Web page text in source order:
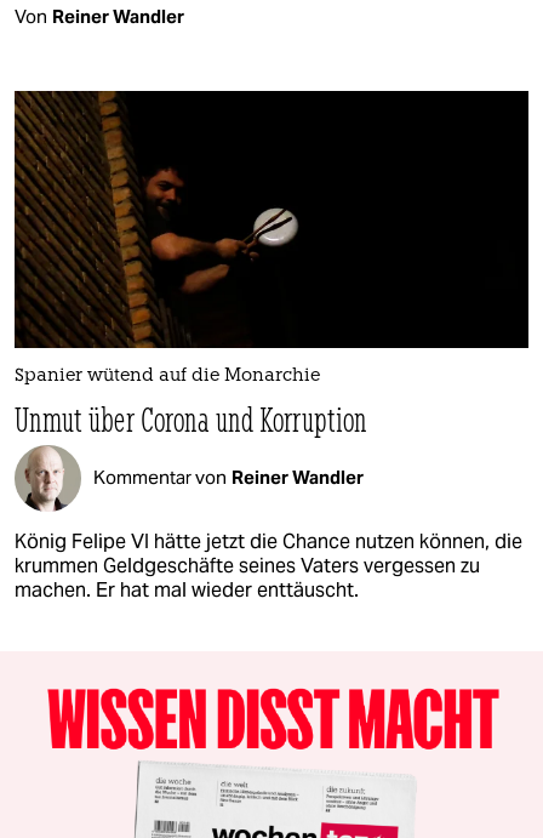
Von Reiner Wandler
Spanier wütend auf die Monarchie
Unmut über Corona und Korruption
Kommentar von Reiner Wandler
König Felipe VI hätte jetzt die Chance nutzen können, die
krummen Geldgeschäfte seines Vaters vergessen zu
machen. Er hat mal wieder enttäuscht.